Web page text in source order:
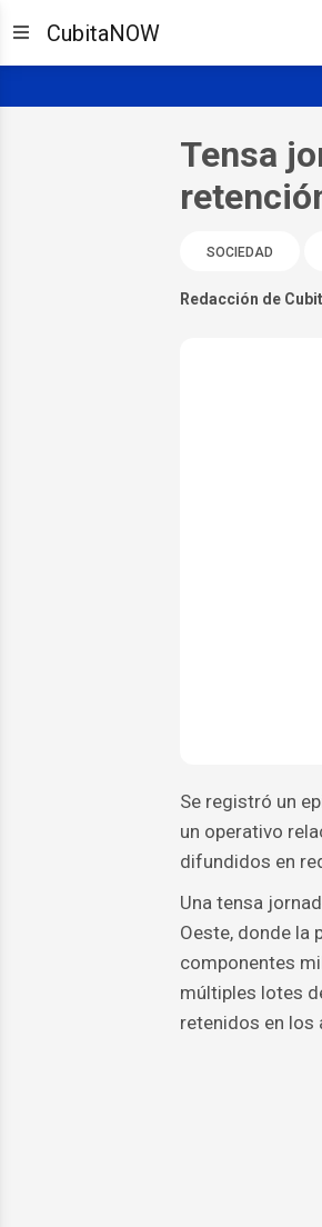
CubitaNOW
Tensa
SOCIEDAD
Redacción de
Se registró un
un operativo
difundidos en
Una tensa
Oeste, donde la
componentes
múltiples lotes
retenidos en los